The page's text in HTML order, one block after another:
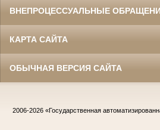
ВНЕПРОЦЕССУАЛЬНЫЕ
КАРТА САЙТА
ОБЫЧНАЯ ВЕРСИЯ САЙТА
2006-2026 «Государственная